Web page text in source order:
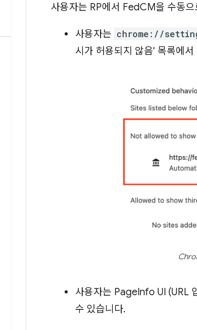
사용자는 RP에서 FedCM을 수동
사용자는 chrome://
시가 허용되지 않음' 목록에
사용자는 PageInfo UI (URL
수 있습니다.